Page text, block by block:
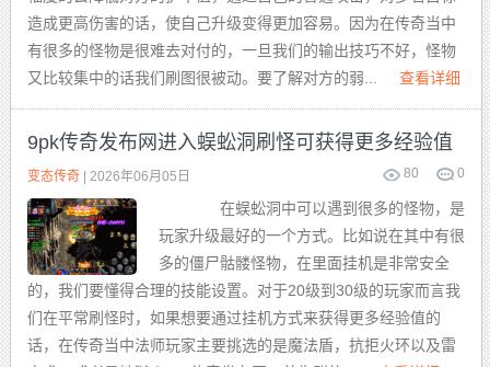
造成更高伤害的话，使自己升级变得更加容易。因为在传奇当中
有很多的怪物是很难去对付的，一旦我们的输出技巧不好，怪物
又比较集中的话我们刷图很被动。要了解对方的弱...
查看详细
9pk传奇发布网进入蜈蚣洞刷怪可获得更多经验值
80 0
变态传奇| 2026年06月05日
在蜈蚣洞中可以遇到很多的怪物，是
玩家升级最好的一个方式。比如说在其中有很
多的僵尸骷髅怪物，在里面挂机是非常安全
的，我们要懂得合理的技能设置。对于20级到30级的玩家而言我
们在平常刷怪时，如果想要通过挂机方式来获得更多经验值的
话，在传奇当中法师玩家主要挑选的是魔法盾，抗拒火环以及雷